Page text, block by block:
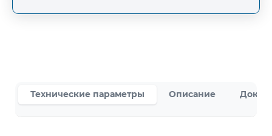
Технические параметры Описание